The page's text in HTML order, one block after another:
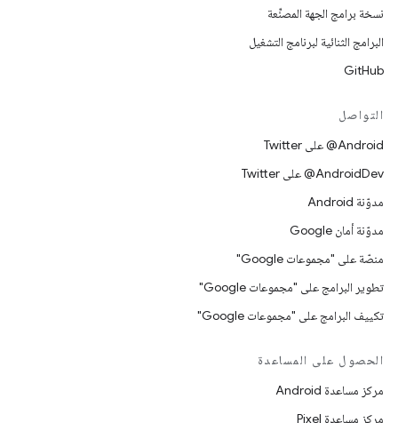
نسخة برامج الجهة المصنِّعة
البرامج الثنائية لبرنامج التشغيل
GitHub
التواصل
‎@Android على Twitter
‎@AndroidDev على Twitter
مدوّنة Android
مدوّنة أمان Google
منصّة على "مجموعات Google"
تطوير البرامج على "مجموعات Google"
تكييف البرامج على "مجموعات Google"
الحصول على المساعدة
مركز مساعدة Android
مركز مساعدة Pixel